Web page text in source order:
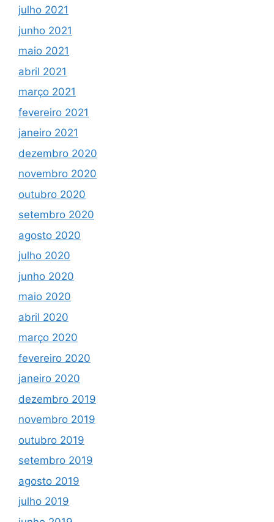
julho 2021
junho 2021
maio 2021
abril 2021
março 2021
fevereiro 2021
janeiro 2021
dezembro 2020
novembro 2020
outubro 2020
setembro 2020
agosto 2020
julho 2020
junho 2020
maio 2020
abril 2020
março 2020
fevereiro 2020
janeiro 2020
dezembro 2019
novembro 2019
outubro 2019
setembro 2019
agosto 2019
julho 2019